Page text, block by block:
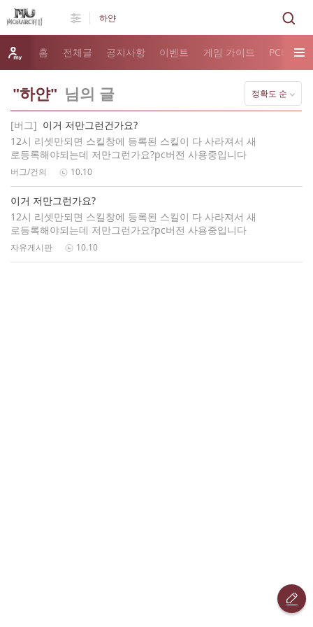
홈 전체글 공지사항 이벤트 게임 가이드 PC버전
"하얀" 님의 글 정확도 순
[버그] 이거 저만그런건가요?
12시 리셋만되면 스킬창에 등록된 스킬이 다 사라져서 새
로등록해야되는데 저만그런가요?pc버전 사용중입니다
버그/건의 10.10
이거 저만그런가요?
12시 리셋만되면 스킬창에 등록된 스킬이 다 사라져서 새
로등록해야되는데 저만그런가요?pc버전 사용중입니다
자유게시판 10.10